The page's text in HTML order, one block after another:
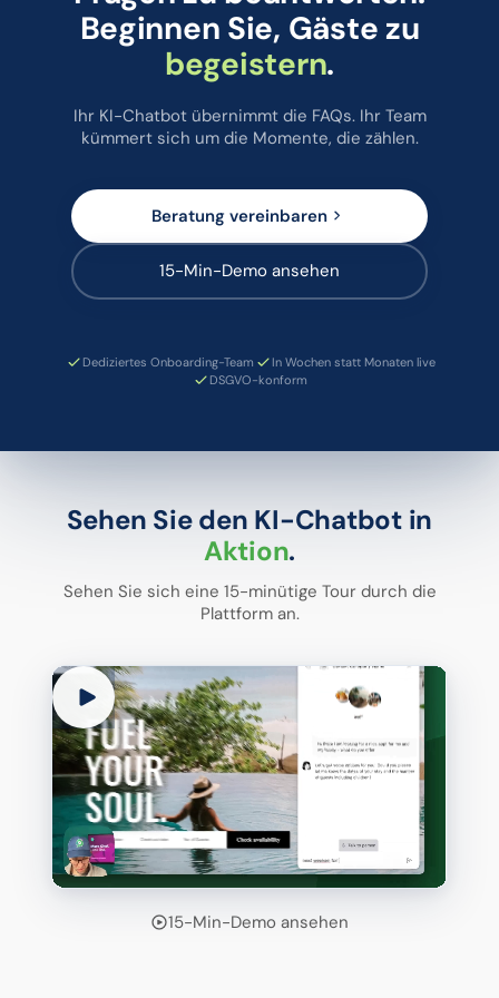
Beginnen Sie, Gäste zu
begeistern.
Ihr KI-Chatbot übernimmt die FAQs. Ihr Team
kümmert sich um die Momente, die zählen.
Beratung vereinbaren
15-Min-Demo ansehen
Dediziertes Onboarding-Team
In Wochen statt Monaten live
DSGVO-konform
Sehen Sie den KI-Chatbot in
Aktion.
Sehen Sie sich eine 15-minütige Tour durch die
Plattform an.
15-Min-Demo ansehen